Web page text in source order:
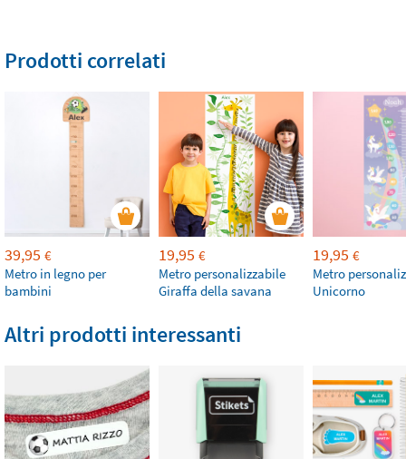
Prodotti correlati
39,95 €
Metro in legno per
bambini
19,95 €
Metro personalizzabile
Giraffa della savana
19,95 €
Metro
Unicorno
Altri prodotti interessanti